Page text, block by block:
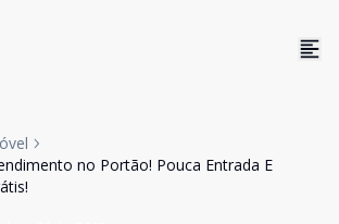
no Portão! Pouca Entrada E